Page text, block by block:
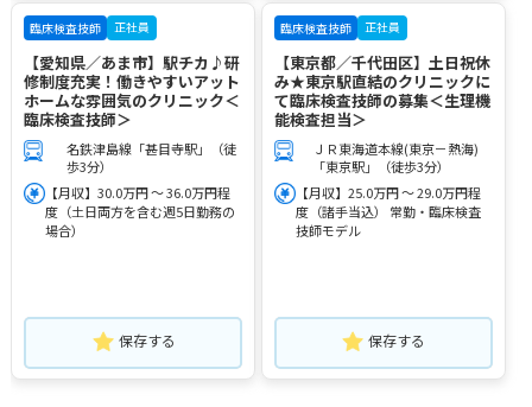
臨床検査技師 正社員
【愛知県／あま市】駅チカ♪研
修制度充実！働きやすいアット
ホームな雰囲気のクリニック＜
臨床検査技師＞
名鉄津島線「甚目寺駅」（徒
歩3分）
【月収】30.0万円 ～ 36.0万円程
度（土日両方を含む週5日勤務の
場合）
保存する
臨床検査技師 正社員
【東京都／千代田区】土日祝休
み★東京駅直結のクリニックに
て臨床検査技師の募集＜生理機
能検査担当＞
ＪＲ東海道本線(東京－熱海)
「東京駅」（徒歩3分）
【月収】25.0万円 ～ 29.0万円程
度（諸手当込） 常勤・臨床検査
技師モデル
保存する